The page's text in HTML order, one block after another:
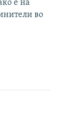
е на
во